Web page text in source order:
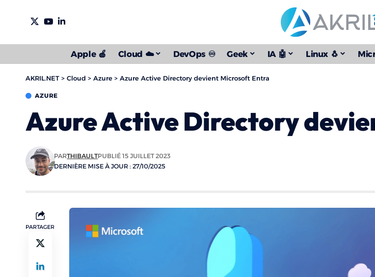
Apple 🍎 Cloud ☁️ DevOps ♾️ Geek IA 🤖 Linux 🐧
AKRIL.NET > Cloud > Azure > Azure Active Directory devient Microsoft Entra
AZURE
Azure Active Directory
DERNIÈRE MISE À JOUR : 27/10/2025
PARTHIBAULTPUBLIÉ 15 JUILLET 2023
PARTAGER